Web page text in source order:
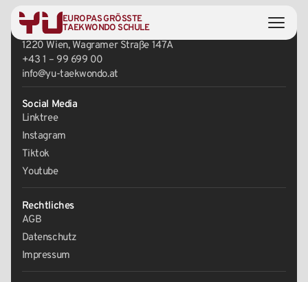
EUROPAS GRÖSSTE
TAEKWONDO SCHULE
Zentrale
1220 Wien, Wagramer Straße 147A
+43 1 – 99 699 00
info@yu-taekwondo.at
Social Media
Linktree
Instagram
Tiktok
Youtube
Rechtliches
AGB
Datenschutz
Impressum